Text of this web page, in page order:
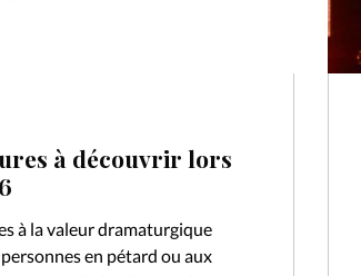
à découvrir lors
à la valeur dramaturgique
en pétard ou aux